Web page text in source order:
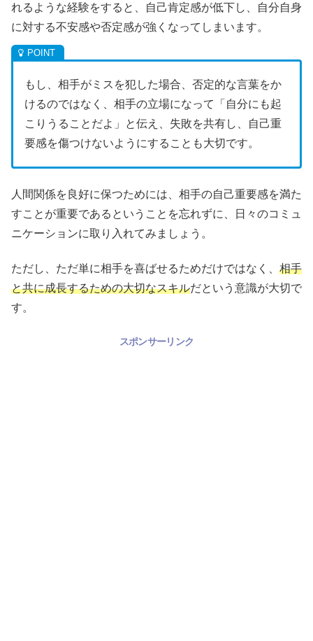
れるような経験をすると、自己肯定感が低下し、自分自身
に対する不安感や否定感が強くなってしまいます。
もし、相手がミスを犯した場合、否定的な言葉をか
けるのではなく、相手の立場になって「自分にも起
こりうることだよ」と伝え、失敗を共有し、自己重
要感を傷つけないようにすることも大切です。
人間関係を良好に保つためには、相手の自己重要感を満た
すことが重要であるということを忘れずに、日々のコミュ
ニケーションに取り入れてみましょう。
ただし、ただ単に相手を喜ばせるためだけではなく、 相手
と共に成長するための大切なスキルだという意識が大切で
す。
スポンサーリンク